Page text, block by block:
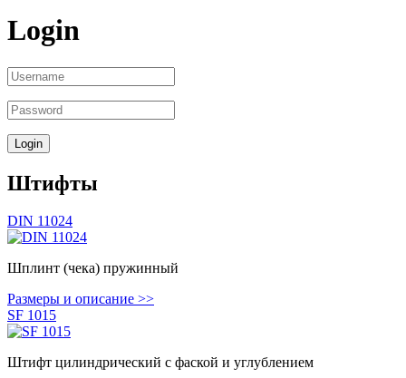
Login
Штифты
DIN 11024
Шплинт (чека) пружинный
Размеры и описание >>
SF 1015
Штифт цилиндрический с фаской и углублением